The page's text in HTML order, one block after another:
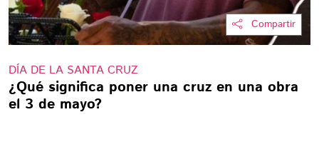
Compartir
DÍA DE LA SANTA CRUZ
¿Qué significa poner una cruz en una obra
el 3 de mayo?